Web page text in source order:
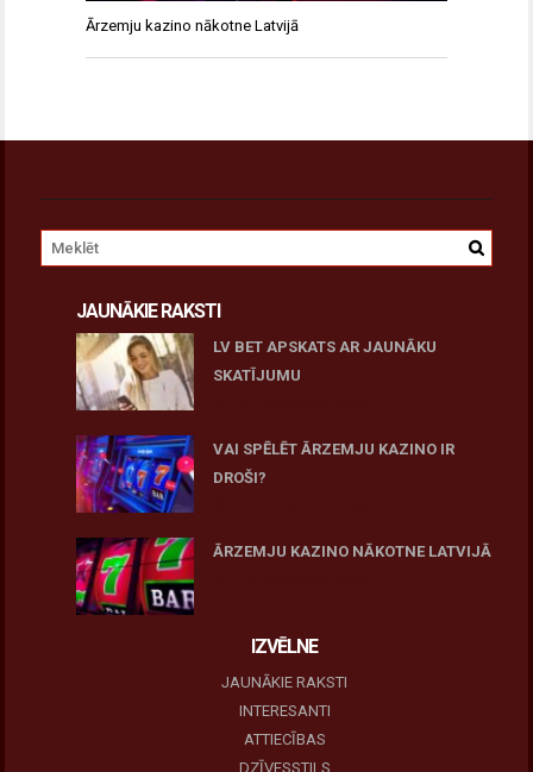
Ārzemju kazino nākotne Latvijā
JAUNĀKIE RAKSTI
LV BET APSKATS AR JAUNĀKU
SKATĪJUMU
VAI SPĒLĒT ĀRZEMJU KAZINO IR
DROŠI?
ĀRZEMJU KAZINO NĀKOTNE LATVIJĀ
IZVĒLNE
JAUNĀKIE RAKSTI
INTERESANTI
ATTIECĪBAS
DZĪVESSTILS